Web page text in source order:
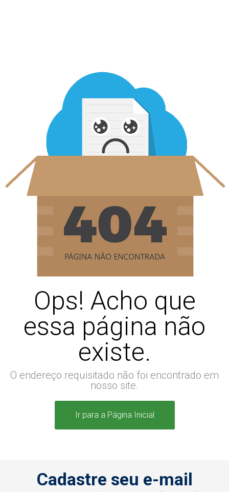
Ops! Acho que
essa página não
existe.
O endereço requisitado não foi encontrado em
nosso site.
Ir para a Página Inicial
Cadastre seu e-mail